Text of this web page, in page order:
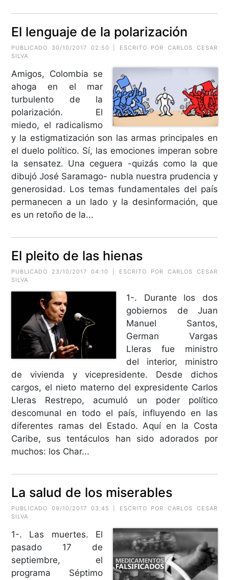
El lenguaje de la polarización
PUBLICADO 30/10/2017 02:50 | ESCRITO POR CARLOS CESAR
SILVA
Amigos, Colombia se
ahoga en el mar
turbulento de la
polarización. El
miedo, el radicalismo
y la estigmatización son las armas principales en
el duelo político. Sí, las emociones imperan sobre
la sensatez. Una ceguera -quizás como la que
dibujó José Saramago- nubla nuestra prudencia y
generosidad. Los temas fundamentales del país
permanecen a un lado y la desinformación, que
es un retoño de la...
El pleito de las hienas
PUBLICADO 23/10/2017 04:10 | ESCRITO POR CARLOS CESAR
SILVA
1-. Durante los dos
gobiernos de Juan
Manuel Santos,
German Vargas
Lleras fue ministro
del interior, ministro
de vivienda y vicepresidente. Desde dichos
cargos, el nieto materno del expresidente Carlos
Lleras Restrepo, acumuló un poder político
descomunal en todo el país, influyendo en las
diferentes ramas del Estado. Aquí en la Costa
Caribe, sus tentáculos han sido adorados por
muchos: los Char...
La salud de los miserables
PUBLICADO 09/10/2017 03:45 | ESCRITO POR CARLOS CESAR
SILVA
1-. Las muertes. El
pasado 17 de
septiembre, el
programa Séptimo